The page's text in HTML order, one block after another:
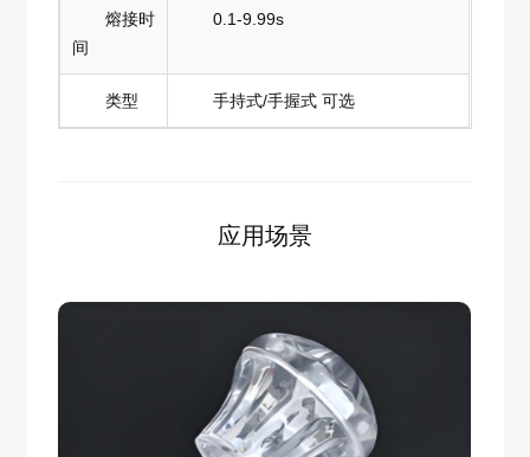
熔接时
间
0.1-9.99s
类型 手持式/手握式 可选
应用场景